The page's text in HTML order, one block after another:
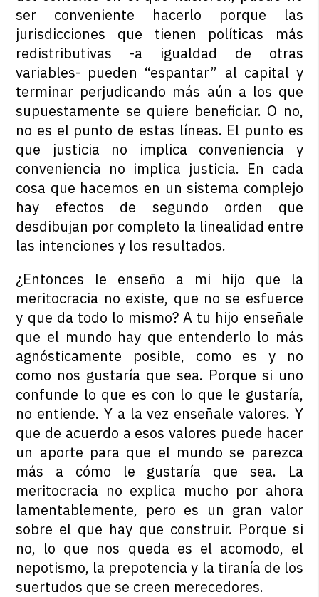
ser conveniente hacerlo porque las
jurisdicciones que tienen políticas más
redistributivas -a igualdad de otras
variables- pueden “espantar” al capital y
terminar perjudicando más aún a los que
supuestamente se quiere beneficiar. O no,
no es el punto de estas líneas. El punto es
que justicia no implica conveniencia y
conveniencia no implica justicia. En cada
cosa que hacemos en un sistema complejo
hay efectos de segundo orden que
desdibujan por completo la linealidad entre
las intenciones y los resultados.
¿Entonces le enseño a mi hijo que la
meritocracia no existe, que no se esfuerce
y que da todo lo mismo? A tu hijo enseñale
que el mundo hay que entenderlo lo más
agnósticamente posible, como es y no
como nos gustaría que sea. Porque si uno
confunde lo que es con lo que le gustaría,
no entiende. Y a la vez enseñale valores. Y
que de acuerdo a esos valores puede hacer
un aporte para que el mundo se parezca
más a cómo le gustaría que sea. La
meritocracia no explica mucho por ahora
lamentablemente, pero es un gran valor
sobre el que hay que construir. Porque si
no, lo que nos queda es el acomodo, el
nepotismo, la prepotencia y la tiranía de los
suertudos que se creen merecedores.